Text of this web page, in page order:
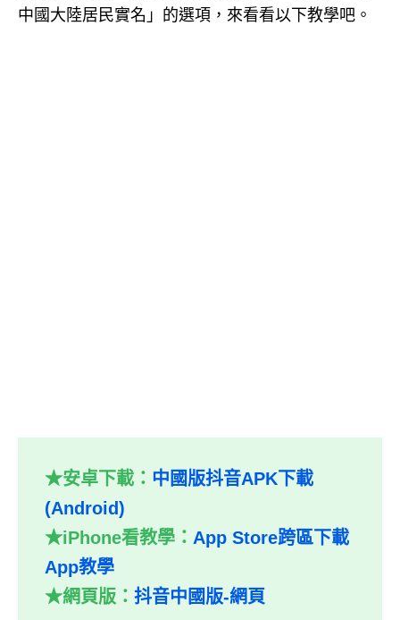
中國大陸居民實名」的選項，來看看以下教學吧。
★安卓下載： 中國版抖音APK下載
(Android)
★iPhone看教學： App Store跨區下載
App教學
★網頁版： 抖音中國版-網頁